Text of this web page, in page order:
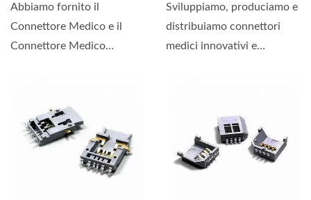
Abbiamo fornito il
Connettore Medico e il
Connettore Medico
Sviluppiamo, produciamo e
distribuiamo connettori
medici innovativi e